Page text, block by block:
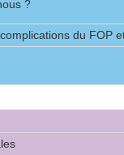
?
du FOP